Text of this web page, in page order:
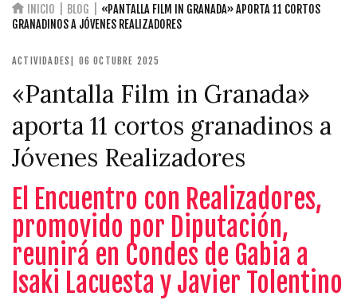
INICIO BLOG
«PANTALLA FILM IN GRANADA» APORTA 11 CORTOS
GRANADINOS A JÓVENES REALIZADORES
ACTIVIDADES | 06 OCTUBRE 2025
«Pantalla Film in Granada»
aporta 11 cortos granadinos a
Jóvenes Realizadores
El Encuentro con Realizadores,
promovido por Diputación,
reunirá en Condes de Gabia a
Isaki Lacuesta y Javier Tolentino